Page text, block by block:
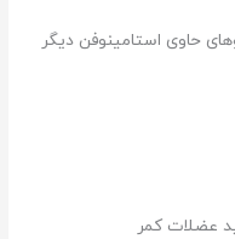
حاوی استامینوفن دیگر
عضلات کمر